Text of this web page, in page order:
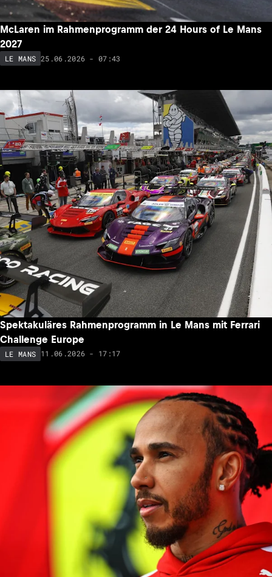
McLaren im Rahmenprogramm der 24 Hours of Le Mans
2027
LE MANS 25.06.2026 - 07:43
Spektakuläres Rahmenprogramm in Le Mans mit Ferrari
Challenge Europe
LE MANS 11.06.2026 - 17:17